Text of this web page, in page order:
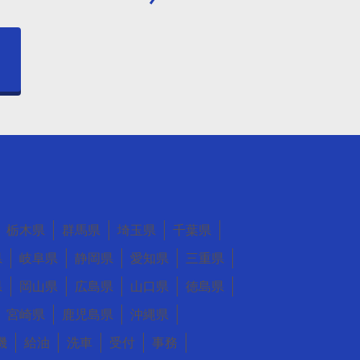
栃木県 群馬県 埼玉県 千葉県
岐阜県 静岡県 愛知県 三重県
岡山県 広島県 山口県 徳島県
宮崎県 鹿児島県 沖縄県
給油 洗車 受付 事務